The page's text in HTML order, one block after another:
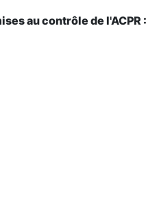
au contrôle de l'ACPR :